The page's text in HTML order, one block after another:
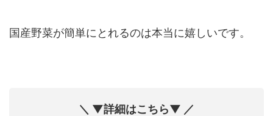
国産野菜が簡単にとれるのは本当に嬉しいです。
＼ ▼詳細はこちら▼ ／